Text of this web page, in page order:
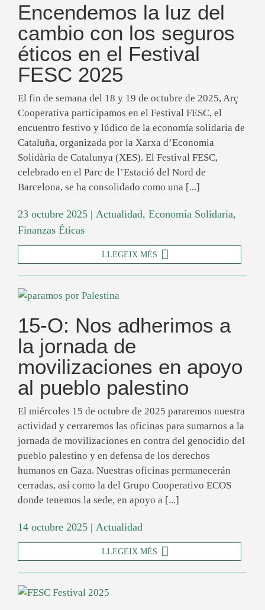
Encendemos la luz del
cambio con los seguros
éticos en el Festival
FESC 2025
El fin de semana del 18 y 19 de octubre de 2025, Arç
Cooperativa participamos en el Festival FESC, el
encuentro festivo y lúdico de la economía solidaria de
Cataluña, organizada por la Xarxa d’Economia
Solidària de Catalunya (XES). El Festival FESC,
celebrado en el Parc de l’Estació del Nord de
Barcelona, se ha consolidado como una [...]
23 octubre 2025 | Actualidad, Economía Solidaria,
Finanzas Éticas
LLEGEIX MÉS
15-O: Nos adherimos a
la jornada de
movilizaciones en apoyo
al pueblo palestino
El miércoles 15 de octubre de 2025 pararemos nuestra
actividad y cerraremos las oficinas para sumarnos a la
jornada de movilizaciones en contra del genocidio del
pueblo palestino y en defensa de los derechos
humanos en Gaza. Nuestras oficinas permanecerán
cerradas, así como la del Grupo Cooperativo ECOS
donde tenemos la sede, en apoyo a [...]
14 octubre 2025 | Actualidad
LLEGEIX MÉS